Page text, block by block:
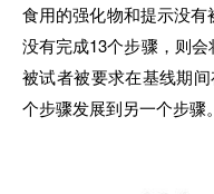
食用的强化物和提示没
没有完成13个步骤，则会
被试者被要求在基线期
个步骤发展到另一个步骤。